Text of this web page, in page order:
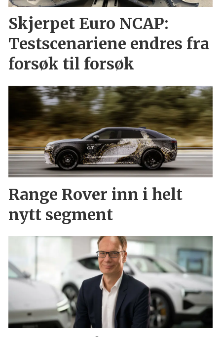
Skjerpet Euro NCAP:
Testscenariene endres fra
forsøk til forsøk
Range Rover inn i helt
nytt segment